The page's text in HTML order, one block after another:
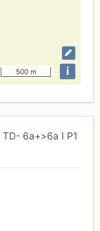
500 m i
TD- 6a+>6a I P1